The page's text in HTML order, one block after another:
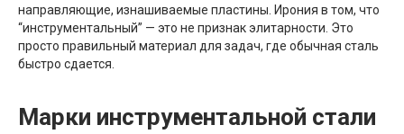
направляющие, изнашиваемые пластины. Ирония в том, что
“инструментальный” — это не признак элитарности. Это
просто правильный материал для задач, где обычная сталь
быстро сдается.
Марки инструментальной стали